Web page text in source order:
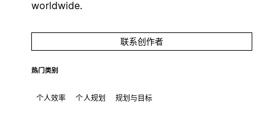
worldwide.
联系创作者
热门类别
个人效率 个人规划 规划与目标